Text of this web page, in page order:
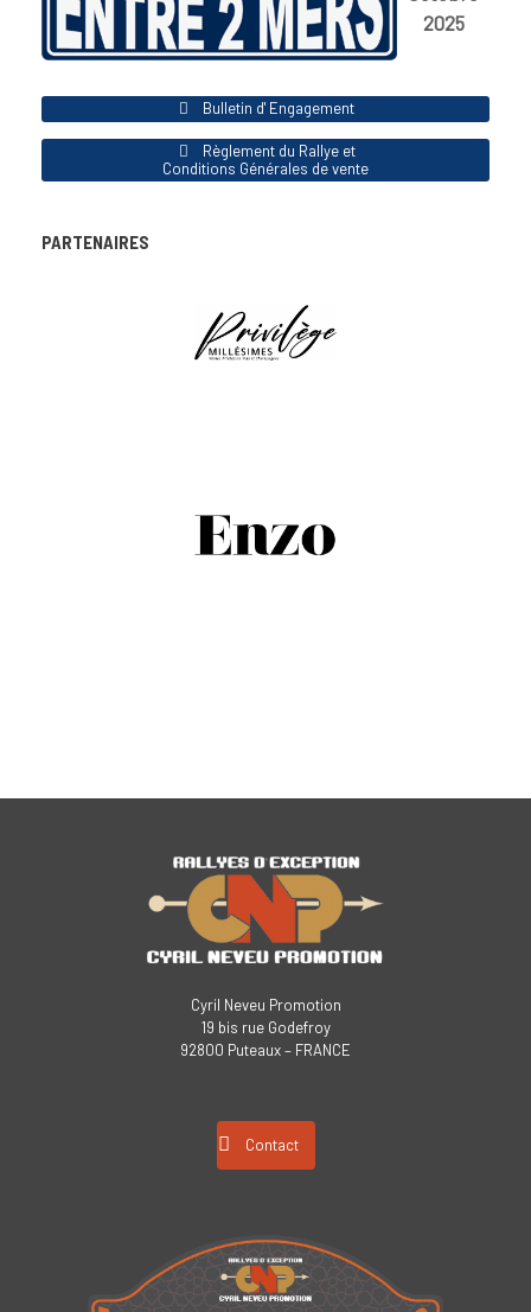
2025
Bulletin d' Engagement
Règlement du Rallye et
Conditions Générales de vente
PARTENAIRES
Cyril Neveu Promotion
19 bis rue Godefroy
92800 Puteaux – FRANCE
Contact